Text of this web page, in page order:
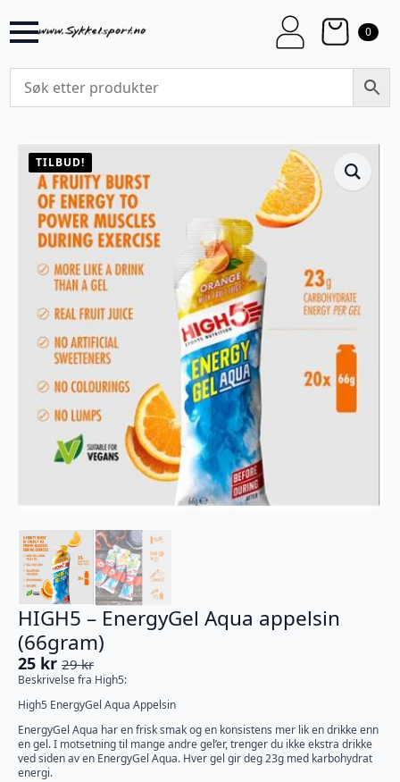
0
TILBUD!
HIGH5 – EnergyGel Aqua appelsin
(66gram)
29kr
Opprinnelig
pris
var:
29 kr.
25 kr
Nåværende
pris
er:
25 kr.
Beskrivelse fra High5:
High5 EnergyGel Aqua Appelsin
EnergyGel Aqua har en frisk smak og en konsistens mer lik en drikke enn
en gel. I motsetning til mange andre gel’er, trenger du ikke ekstra drikke
ved siden av en EnergyGel Aqua. Hver gel gir deg 23g med karbohydrat
energi.